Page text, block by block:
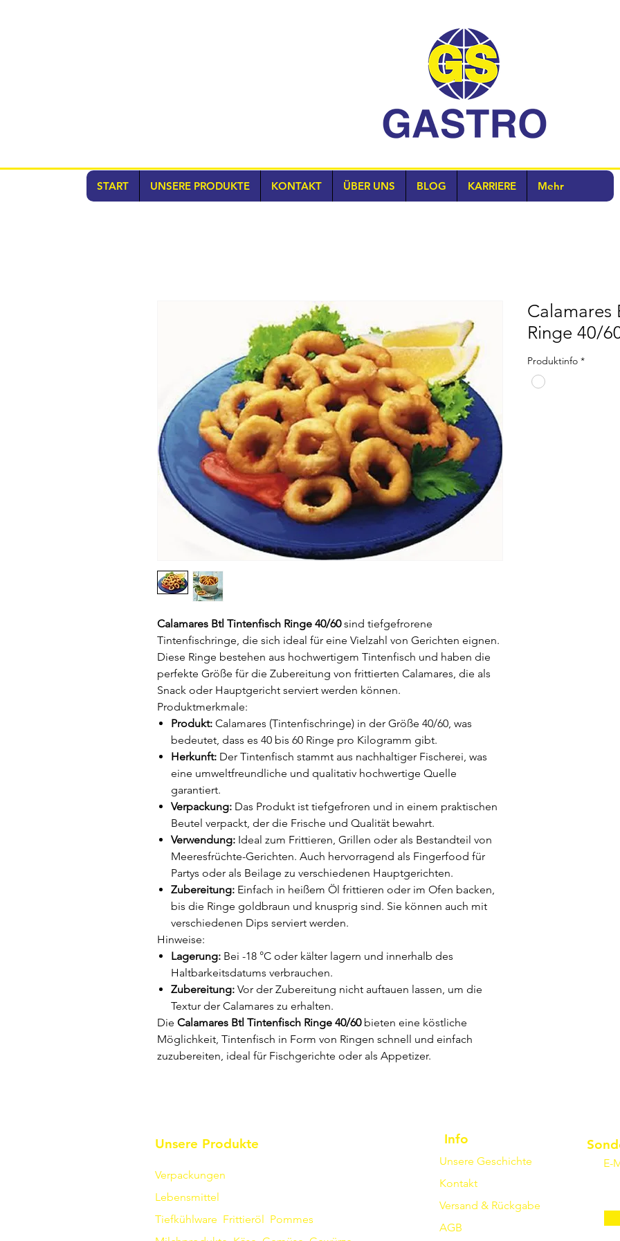
START UNSERE PRODUKTE KONTAKT ÜBER UNS BLOG KARRIERE Mehr
Calamares Btl Tintenfisch Ringe 40/60sind tiefgefrorene
Tintenfischringe, die sich ideal für eine Vielzahl von Gerichten eignen.
Diese Ringe bestehen aus hochwertigem Tintenfisch und haben die
perfekte Größe für die Zubereitung von frittierten Calamares, die als
Snack oder Hauptgericht serviert werden können.
Produktmerkmale:
Produkt: Calamares (Tintenfischringe) in der Größe 40/60, was
bedeutet, dass es 40 bis 60 Ringe pro Kilogramm gibt.
Herkunft: Der Tintenfisch stammt aus nachhaltiger Fischerei, was
eine umweltfreundliche und qualitativ hochwertige Quelle
garantiert.
Verpackung: Das Produkt ist tiefgefroren und in einem praktischen
Beutel verpackt, der die Frische und Qualität bewahrt.
Verwendung: Ideal zum Frittieren, Grillen oder als Bestandteil von
Meeresfrüchte-Gerichten. Auch hervorragend als Fingerfood für
Partys oder als Beilage zu verschiedenen Hauptgerichten.
Zubereitung: Einfach in heißem Öl frittieren oder im Ofen backen,
bis die Ringe goldbraun und knusprig sind. Sie können auch mit
verschiedenen Dips serviert werden.
Hinweise:
Lagerung: Bei -18 °C oder kälter lagern und innerhalb des
Haltbarkeitsdatums verbrauchen.
Zubereitung: Vor der Zubereitung nicht auftauen lassen, um die
Textur der Calamares zu erhalten.
Die Calamares Btl Tintenfisch Ringe 40/60bieten eine köstliche
Möglichkeit, Tintenfisch in Form von Ringen schnell und einfach
zuzubereiten, ideal für Fischgerichte oder als Appetizer.
Calamares
Ringe 40/
Produktinfo *
Unsere Produkte
Verpackungen
Lebensmittel
Tiefkühlware Frittieröl Pommes
Info
Unsere Geschichte
Kontakt
Versand & Rückgabe
AGB
E-